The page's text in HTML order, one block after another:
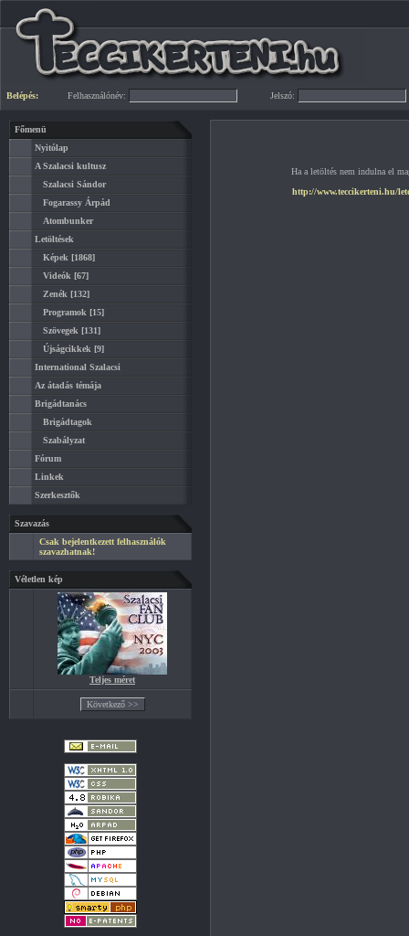
Belépés: Felhasználónév: Jelszó:
Főmenü
Nyitólap
A Szalacsi kultusz
Szalacsi Sándor
Fogarassy Árpád
Atombunker
Letöltések
Képek [1868]
Videók [67]
Zenék [132]
Programok [15]
Szövegek [131]
Újságcikkek [9]
International Szalacsi
Az átadás témája
Brigádtanács
Brigádtagok
Szabályzat
Fórum
Linkek
Szerkesztők
Szavazás
Csak bejelentkezett felhasználók
szavazhatnak!
Véletlen kép
Teljes méret
Ha a letöltés nem indulna el
http://www.teccikerteni.hu/